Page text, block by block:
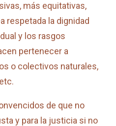
más equitativas,
respetada la dignidad
y los rasgos
pertenecer a
o colectivos naturales,
de que no
y para la justicia si no